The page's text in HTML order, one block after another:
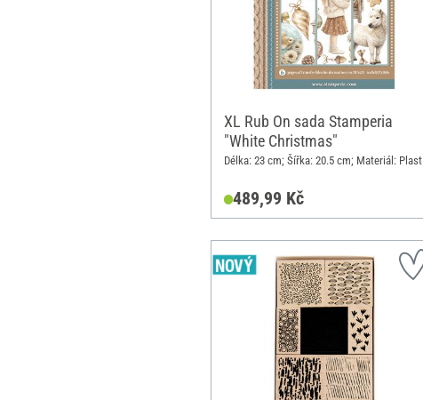
XL Rub On sada Stamperia
"White Christmas"
Délka: 23 cm; Šířka: 20.5 cm; Materiál: Plast
489,99 Kč